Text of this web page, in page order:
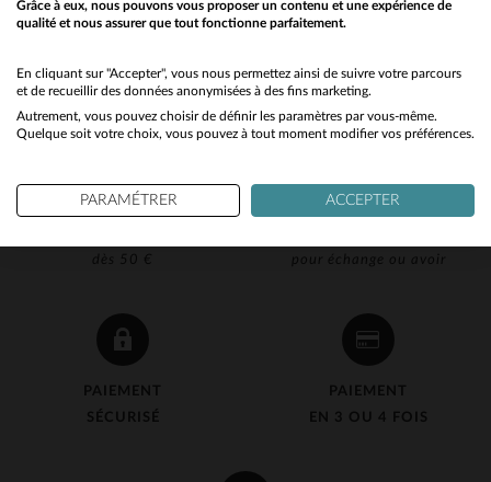
dès 50 €
pour échange ou avoir
PAIEMENT
SÉCURISÉ
PAIEMENT
EN 3 OU 4 FOIS
Would you like to be redirected to our English site?
No
Yes
Grâce à eux, nous pouvons vous proposer un contenu et une expérience de
qualité et nous assurer que tout fonctionne parfaitement.
En cliquant sur "Accepter", vous nous permettez ainsi de suivre votre parcours
et de recueillir des données anonymisées à des fins marketing.
Autrement, vous pouvez choisir de définir les paramètres par vous-même.
Quelque soit votre choix, vous pouvez à tout moment modifier vos préférences.
PARAMÉTRER ACCEPTER